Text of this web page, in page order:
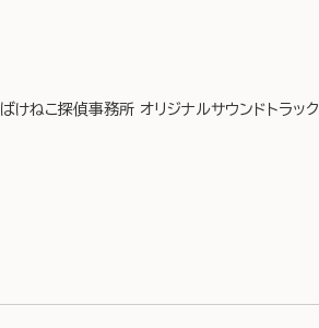
ばけねこ探偵事務所 オリジナルサウンドトラック